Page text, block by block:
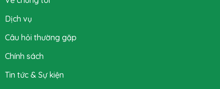
Dịch vụ
Câu hỏi thường gặp
Chính sách
Tin tức & Sự kiện